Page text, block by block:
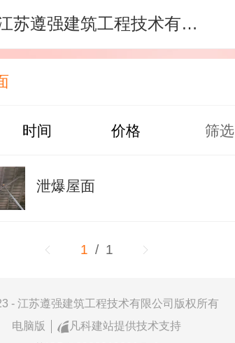
江苏遵强建筑工程技术有限公司
时间 价格 筛选
泄爆屋面
1 / 1
- 江苏遵强建筑工程技术有限公司版权所有
电脑版
凡科建站提供技术支持